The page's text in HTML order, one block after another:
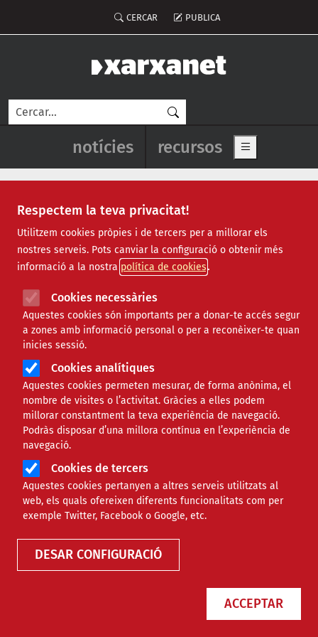
Respectem la teva privacitat!
Utilitzem cookies pròpies i de tercers per a millorar els
nostres serveis. Pots canviar la configuració o obtenir més
informació a la nostra política de cookies
Cookies necessàries
Aquestes cookies són importants per a donar-te accés segur
a zones amb informació personal o per a reconèixer-te quan
inicies sessió.
Cookies analítiques
Aquestes cookies permeten mesurar, de forma anònima, el
nombre de visites o l’activitat. Gràcies a elles podem
millorar constantment la teva experiència de navegació.
Podràs disposar d’una millora contínua en l’experiència de
navegació.
Cookies de tercers
Aquestes cookies pertanyen a altres serveis utilitzats al
web, els quals ofereixen diferents funcionalitats com per
exemple Twitter, Facebook o Google, etc.
DESAR CONFIGURACIÓ
ACCEPTAR
Menú del compte d'usuari
CERCAR PUBLICA
Cerca
Navegació principal de
notícies recursos Show main
energia
L’Amep reclamen més control
públic en la planificació i
implantació de les renovables